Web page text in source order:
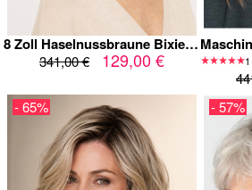
8 Zoll Haselnussbraune Bixie Echthaarperücke für Damen mit Lace Front und Karamell-Highlights
341,00 € 129,00 €
- 65% - 57%